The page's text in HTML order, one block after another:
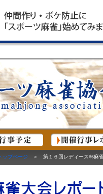
ップページ ＞ 第１６回レディース杯麻